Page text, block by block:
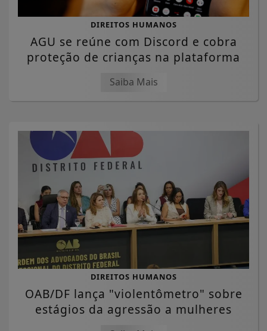
DIREITOS HUMANOS
AGU se reúne com Discord e cobra
proteção de crianças na plataforma
Saiba Mais
DIREITOS HUMANOS
OAB/DF lança "violentômetro" sobre
estágios da agressão a mulheres